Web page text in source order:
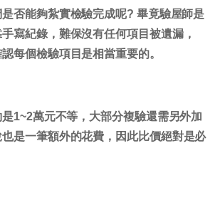
否能夠紮實檢驗完成呢? 畢竟驗屋師是
寫紀錄，難保沒有任何項目被遺漏，
認每個檢驗項目是相當重要的。
1~2萬元不等，大部分複驗還需另外加
是一筆額外的花費，因此比價絕對是必